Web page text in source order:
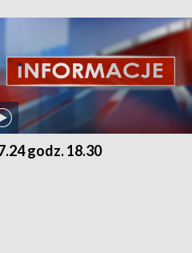
godz. 18.30